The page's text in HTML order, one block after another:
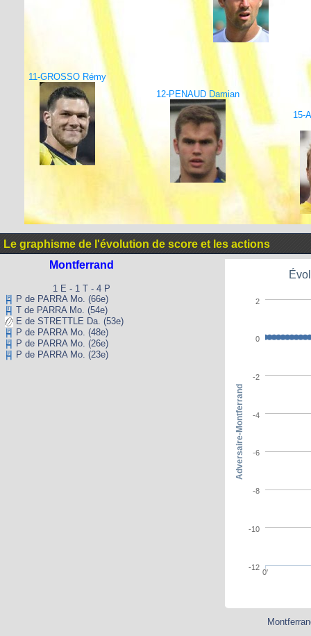
11-GROSSO Rémy
12-PENAUD Damian
15-
Le graphisme de l'évolution de score et les actions
Montferrand
1 E - 1 T - 4 P
P de PARRA Mo. (66e)
T de PARRA Mo. (54e)
E de STRETTLE Da. (53e)
P de PARRA Mo. (48e)
P de PARRA Mo. (26e)
P de PARRA Mo. (23e)
0'
-12
-10
-8
-6
-4
-2
0
2
Adversaire-Montferrand